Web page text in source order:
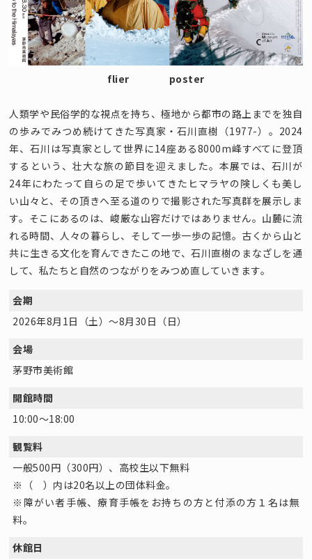
flier poster
人類学や民俗学的な視点を持ち、極地から都市の路上までを独自
の歩みでみつめ続けてきた写真家・石川直樹（1977-）。2024
年、石川は写真家として世界に14座ある8000m峰すべてに登頂
するという、壮大な旅の節目を迎えました。本展では、石川が
24年にわたって自らの足で歩いてきたヒマラヤの険しくも美し
い山々と、その頂きへ至る道のりで撮影された写真群を展示しま
す。そこにあるのは、峻厳な山容だけではありません。山麓に流
れる時間、人々の暮らし、そして一歩一歩の記憶。古くから山と
共に生きる文化を育んできたこの地で、石川直樹のまなざしを通
して、私たちと自然のつながりをみつめ直していきます。
会期
2026年8月1日（土）～8月30日（日）
会場
茅野市美術館
開館時間
10:00～18:00
観覧料
一般500円（300円）、高校生以下無料
※（ ）内は20名以上の団体料金。
※障がい者手帳、療育手帳をお持ちの方と付添の方１名は無
料。
休館日